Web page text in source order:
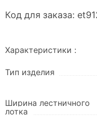
Код для заказа:
Характеристики :
Тип изделия
Ширина лестничного
лотка